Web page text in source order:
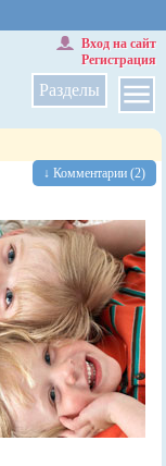
Разделы
Вход на сайт
Регистрация
↓ Комментарии (2)